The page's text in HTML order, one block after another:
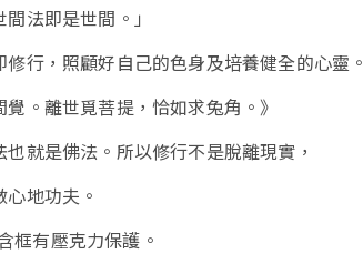
法即是世間。」
行，照顧好自己的色身及培養健全的心靈。
覺。離世覓菩提，恰如求兔角。》
就是佛法。所以修行不是脫離現實，
地功夫。
框有壓克力保護。